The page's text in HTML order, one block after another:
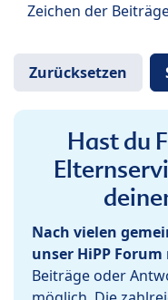
Zeichen der
Hast du
Nach vielen
unser HiPP
Beiträge oder